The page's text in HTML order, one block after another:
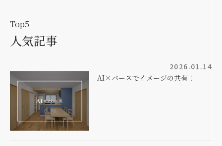
Top5
人気記事
2026.01.14
AI×パースでイメージの共有！